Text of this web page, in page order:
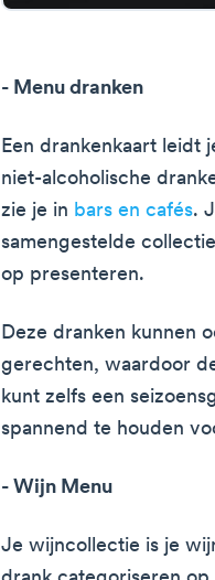
- Menu dranken
Een drankenkaart leidt
niet-alcoholische
zie je in bars en cafés.
samengestelde
op presenteren.
Deze dranken kunnen
gerechten, waardoor
kunt zelfs een
spannend te houden
- Wijn Menu
Je wijncollectie is je